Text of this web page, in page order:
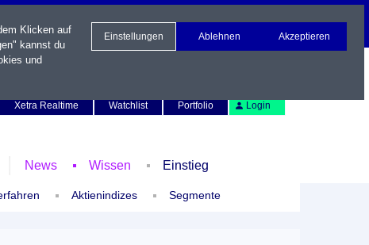
Xetra Realtime
Watchlist Portfolio Login
News Wissen Einstieg
Aktienindizes Segmente
Klicken auf
kannst du
und
Einstellungen Ablehnen Akzeptieren